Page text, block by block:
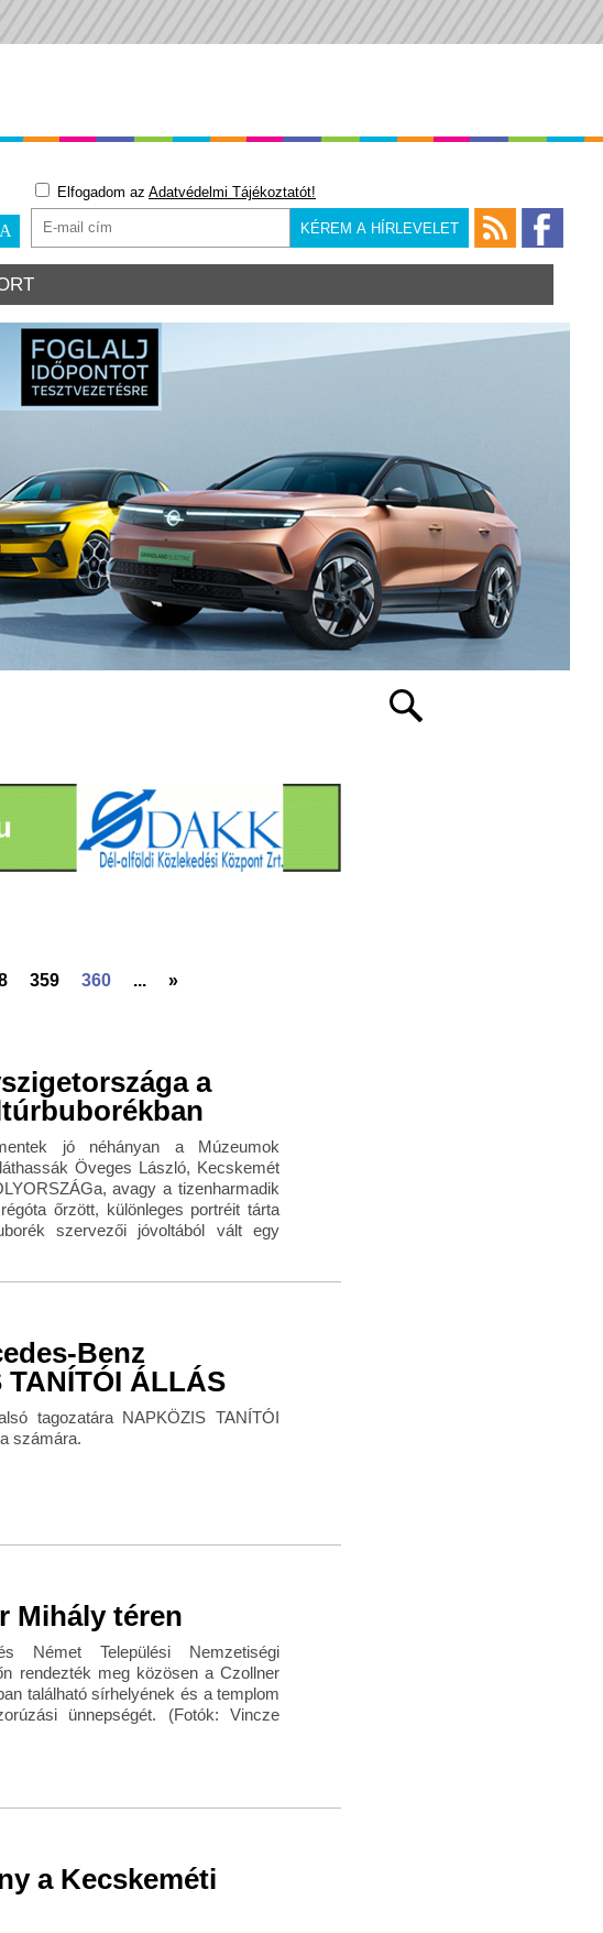
Elfogadom az Adatvédelmi Tájékoztatót!
359 360 ... »
a
jó néhányan a Múzeumok
Öveges László, Kecskemét
avagy a tizenharmadik
őrzött, különleges portréit tárta
szervezői jóvoltából vált egy
Benz
ÁLLÁS
tagozatára NAPKÖZIS TANÍTÓI
számára.
Mihály téren
Német Települési Nemzetiségi
rendezték meg közösen a Czollner
található sírhelyének és a templom
ünnepségét. (Fotók: Vincze
a Kecskeméti